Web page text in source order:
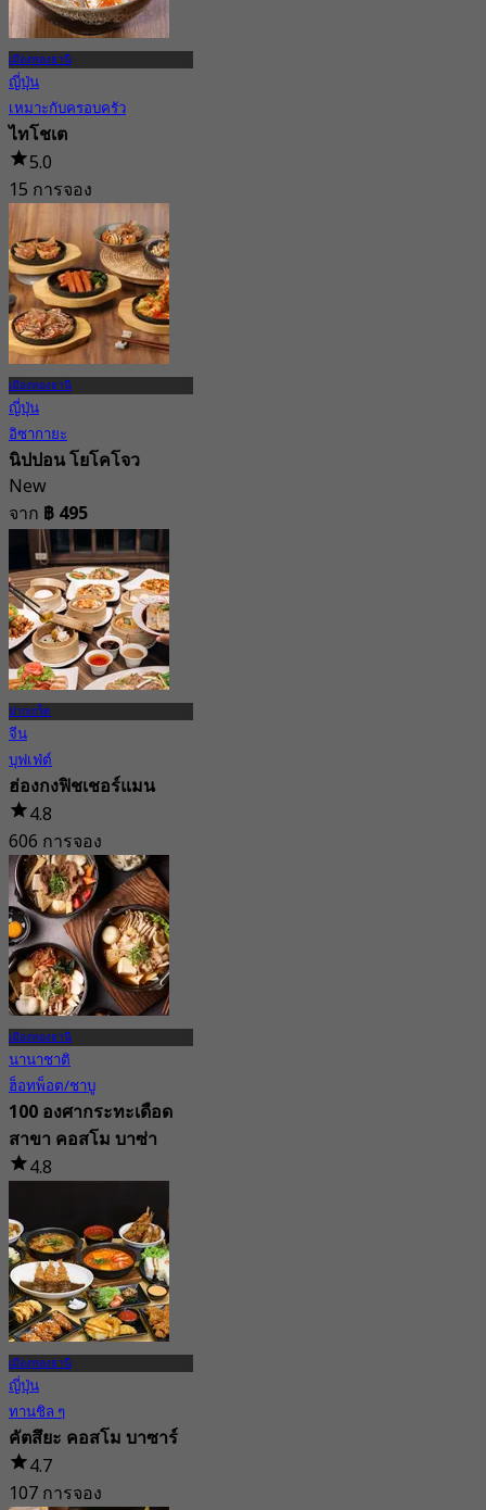
เมืองทองธานี
ญี่ปุ่น
เหมาะกับครอบครัว
ไทโชเต
5.0
15 การจอง
จาก
เมืองทองธานี
ญี่ปุ่น
อิซากายะ
นิปปอน โยโคโจว
New
จาก ฿ 495
ปากเกร็ด
จีน
บุฟเฟ่ต์
ฮ่องกงฟิชเชอร์แมน
4.8
606 การจอง
จาก฿ 1,176
เมืองทองธานี
นานาชาติ
ฮ็อทพ็อต/ชาบู
100 องศากระทะเดือด
สาขา คอสโม บาซ่า
4.8
จาก฿ 195
เมืองทองธานี
ญี่ปุ่น
ทานชิล ๆ
คัตสึยะ คอสโม บาซาร์
4.7
107 การจอง